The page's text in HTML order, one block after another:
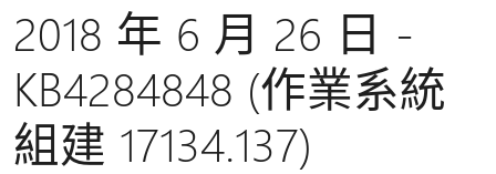
2018 年 6 月 26 日 -
KB4284848 (作業系統
組建 17134.137)